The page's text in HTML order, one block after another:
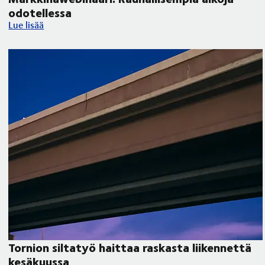
odotellessa
Markkinawebinaari: Rauhallisempia aikoja odotellessa
Lue lisää
Tornion siltatyö haittaa raskasta liikennettä
kesäkuussa